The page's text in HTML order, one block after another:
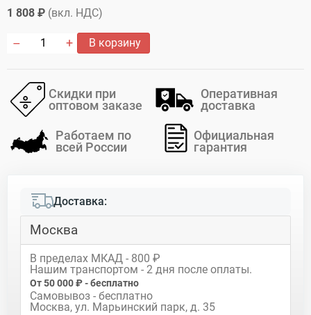
1 808 ₽ (вкл. НДС)
В корзину
Скидки при
оптовом заказе
Оперативная
доставка
Работаем по
всей России
Официальная
гарантия
Доставка:
Москва
В пределах МКАД - 800 ₽
Нашим транспортом - 2 дня после оплаты.
От 50 000 ₽ - бесплатно
Самовывоз - бесплатно
Москва, ул. Марьинский парк, д. 35